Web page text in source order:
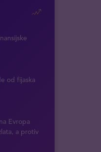
od fijaska
Evropa
a protiv